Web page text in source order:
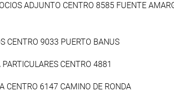
ADJUNTO CENTRO 8585 FUENTE
CENTRO 9033 PUERTO BANUS
CENTRO 4881
CENTRO 6147 CAMINO DE RONDA